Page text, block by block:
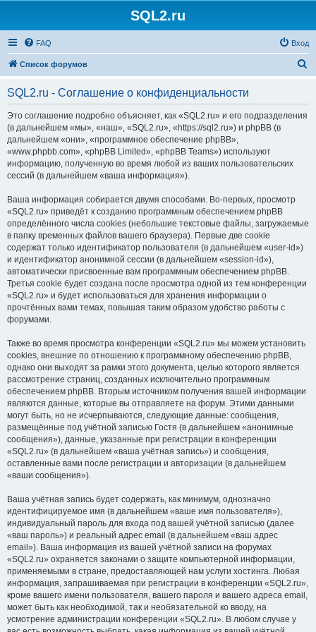
SQL2.ru
FAQ Вход
Список форумов
SQL2.ru - Соглашение о конфиденциальности
Это соглашение подробно объясняет, как «SQL2.ru» и его подразделения
(в дальнейшем «мы», «наш», «SQL2.ru», «https://sql2.ru») и phpBB (в
дальнейшем «они», «программное обеспечение phpBB»,
«www.phpbb.com», «phpBB Limited», «phpBB Teams») используют
информацию, полученную во время любой из ваших пользовательских
сессий (в дальнейшем «ваша информация»).
Ваша информация собирается двумя способами. Во-первых, просмотр
«SQL2.ru» приведёт к созданию программным обеспечением phpBB
определённого числа cookies (небольшие текстовые файлы, загружаемые
в папку временных файлов вашего браузера). Первые две cookie
содержат только идентификатор пользователя (в дальнейшем «user-id»)
и идентификатор анонимной сессии (в дальнейшем «session-id»),
автоматически присвоенные вам программным обеспечением phpBB.
Третья cookie будет создана после просмотра одной из тем конференции
«SQL2.ru» и будет использоваться для хранения информации о
прочтённых вами темах, повышая таким образом удобство работы с
форумами.
Также во время просмотра конференции «SQL2.ru» мы можем установить
cookies, внешние по отношению к программному обеспечению phpBB,
однако они выходят за рамки этого документа, целью которого является
рассмотрение страниц, созданных исключительно программным
обеспечением phpBB. Вторым источником получения вашей информации
являются данные, которые вы отправляете на форум. Этими данными
могут быть, но не исчерпываются, следующие данные: сообщения,
размещённые под учётной записью Гостя (в дальнейшем «анонимные
сообщения»), данные, указанные при регистрации в конференции
«SQL2.ru» (в дальнейшем «ваша учётная запись») и сообщения,
оставленные вами после регистрации и авторизации (в дальнейшем
«ваши сообщения»).
Ваша учётная запись будет содержать, как минимум, однозначно
идентифицируемое имя (в дальнейшем «ваше имя пользователя»),
индивидуальный пароль для входа под вашей учётной записью (далее
«ваш пароль») и реальный адрес email (в дальнейшем «ваш адрес
email»). Ваша информация из вашей учётной записи на форумах
«SQL2.ru» охраняется законами о защите компьютерной информации,
применяемыми в стране, предоставляющей нам услуги хостинга. Любая
информация, запрашиваемая при регистрации в конференции «SQL2.ru»,
кроме вашего имени пользователя, вашего пароля и вашего адреса email,
может быть как необходимой, так и необязательной ко вводу, на
усмотрение администрации конференции «SQL2.ru». В любом случае у